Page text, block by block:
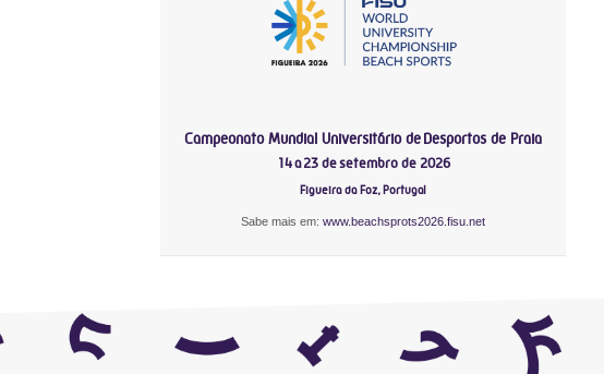
Campeonato Mundial Universitário de Desportos de Praia
14 a 23 de setembro de 2026
Figueira da Foz, Portugal
Sabe mais em:www.beachsprots2026.fisu.net